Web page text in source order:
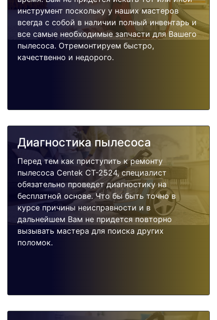
инструмент поскольку у наших мастеров
всегда с собой в наличии полный инвентарь и
все самые необходимые запчасти для Вашего
пылесоса. Отремонтируем быстро,
качественно и недорого.
Диагностика пылесоса
Перед тем как приступить к ремонту
пылесоса Centek CT-2524, специалист
обязательно проведет диагностику на
бесплатной основе. Что бы быть точно в
курсе причины неисправности и в
дальнейшем Вам не придется повторно
вызывать мастера для поиска других
поломок.